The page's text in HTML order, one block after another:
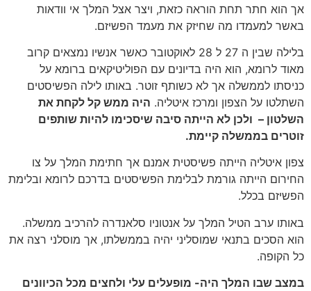
אך הוא חתר תחת הוראה כזאת, ויצר אצל המלך אי וודאות
באשר למעמדו מה שחיזק את מעמד הפשיזם.
בלילה שבין ה 27 ל 28 לאוקטובר כאשר אנשיו נמצאים קרוב
מאוד לרומא, הוא היה בדיונים עם הפוליטיקאים ברומא על
כניסתו לממשלה אך לא כשותף זוטר. באותו לילה הפשיסטים
השתלטו על הצפון ומרכז איטליה. היה ממש קל לקחת את
השלטון – ולכן לא הייתה סיבה שיסכימו להיות שותפים
זוטרים בממשלה קיימת.
צפון איטליה הייתה פשיסטית אמנם אך חתימת המלך על צו
החירום הייתה גורמת לבלימת הפשיסטים בדרכם לרומא ובלימת
הפשיזם בכלל.
באותו ערב הטיל המלך על אנטוניו סלאנדרה להרכיב ממשלה.
הוא הסכים בתנאי שמוסליני יהיה בממשלתו, אך מוסלני רצה את
כל הקופה.
במצב שבו המלך היה- מופעלים עלי ולחצים מכל הכיוונים